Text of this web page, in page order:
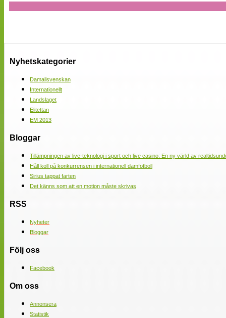
Nyhetskategorier
Damallsvenskan
Internationellt
Landslaget
Elitettan
EM 2013
Bloggar
Tillämpningen av live-teknologi i sport och live casino: En ny värld av
Håll koll på konkurrensen i internationell damfotboll
Sirius tappat farten
Det känns som att en motion måste skrivas
RSS
Nyheter
Bloggar
Följ oss
Facebook
Om oss
Annonsera
Statistik